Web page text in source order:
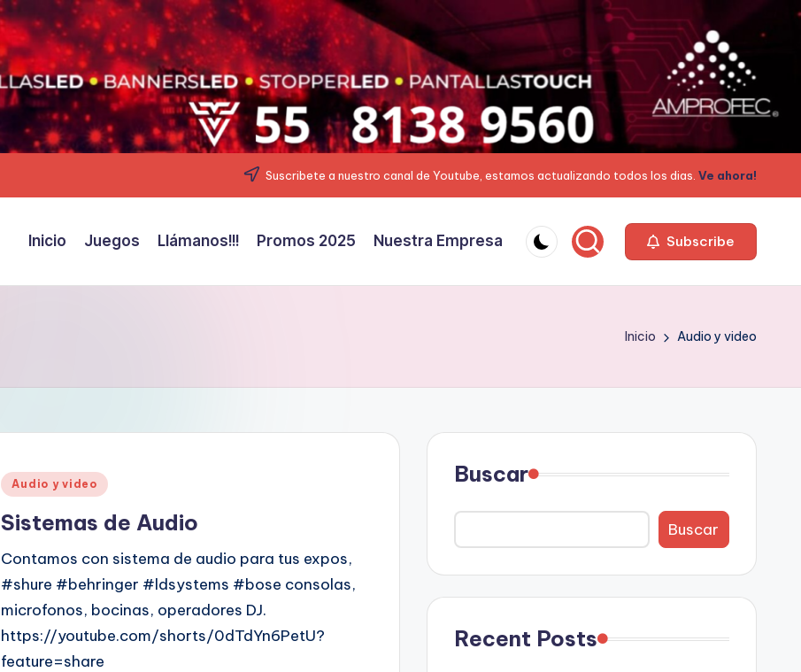
Suscribete a nuestro canal de Youtube, estamos actualizando todos los dias. Ve ahora!
Inicio Juegos Llámanos!!! Promos 2025 Nuestra Empresa Subscribe
Inicio Audio y video
Audio y video
Sistemas de Audio
Contamos con sistema de audio para tus expos,
#shure #behringer #ldsystems #bose consolas,
microfonos, bocinas, operadores DJ.
https://youtube.com/shorts/0dTdYn6PetU?
feature=share
Buscar
Buscar
Recent Posts